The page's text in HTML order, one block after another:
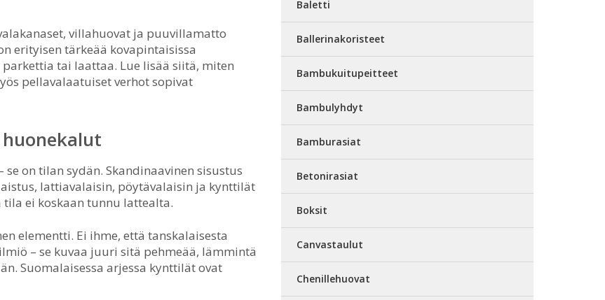
villahuovat ja puuvillamatto
erityisen tärkeää kovapintaisissa
tai laattaa. Lue lisää siitä, miten
pellavalaatuiset verhot sopivat
on tilan sydän. Skandinaavinen sisustus
lattiavalaisin, pöytävalaisin ja kynttilät
ei koskaan tunnu lattealta.
elementti. Ei ihme, että tanskalaisesta
– se kuvaa juuri sitä pehmeää, lämmintä
Suomalaisessa arjessa kynttilät ovat
Baletti
Ballerinakoristeet
Bambukuitupeitteet
Bambulyhdyt
Bamburasiat
Betonirasiat
Boksit
Canvastaulut
Chenillehuovat